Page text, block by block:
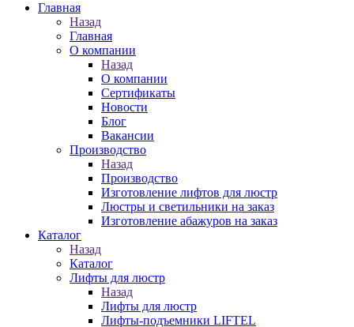
Главная
Назад
Главная
О компании
Назад
О компании
Сертификаты
Новости
Блог
Вакансии
Производство
Назад
Производство
Изготовление лифтов для люстр
Люстры и светильники на заказ
Изготовление абажуров на заказ
Каталог
Назад
Каталог
Лифты для люстр
Назад
Лифты для люстр
Лифты-подъемники LIFTEL